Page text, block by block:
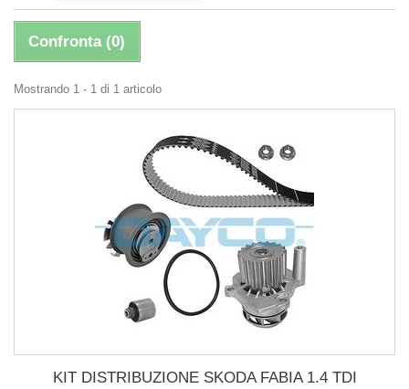
Confronta (0)
Mostrando 1 - 1 di 1 articolo
KIT DISTRIBUZIONE SKODA FABIA 1.4 TDI